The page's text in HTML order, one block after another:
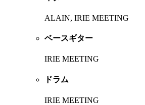
ALAIN, IRIE MEETING
ベースギター
IRIE MEETING
ドラム
IRIE MEETING